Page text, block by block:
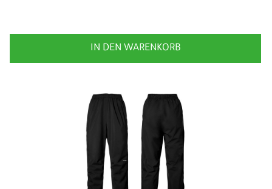
IN DEN WARENKORB